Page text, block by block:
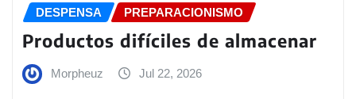
DESPENSA PREPARACIONISMO
Productos difíciles de almacenar
Morpheuz Jul 22, 2026